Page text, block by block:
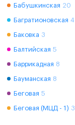
Бабушкинская 20
Багратионовская 4
Баковка 3
Балтийская 5
Баррикадная 8
Бауманская 8
Беговая 5
Беговая (МЦД - 1) 3